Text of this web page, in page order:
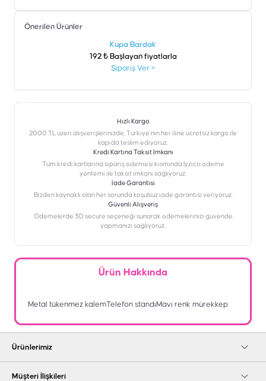
Önerilen Ürünler
Kupa Bardak
192 ₺ Başlayan fiyatlarla
Sipariş Ver >
Hızlı Kargo
2000 TL üzeri alışverişlerinizde, Türkiye’nin her iline ücretsiz kargo ile
kapıda teslim ediyoruz.
Kredi Kartına Taksit İmkanı
‎Tüm kredi kartlarına sipariş ödemesi kısmında İyzico ödeme
yöntemi ile taksit imkanı sağlıyoruz.
İade Garantisi
Bizden kaynaklı olan her sorunda koşulsuz iade garantisi veriyoruz.
Güvenli Alışveriş
Ödemelerde 3D secure seçeneği sunarak ödemelerinizi güvende
yapmanızı sağlıyoruz.
Ürün Hakkında
Metal tükenmez kalemTelefon standıMavi renk mürekkep
Ürünlerimiz
Müşteri İlişkileri